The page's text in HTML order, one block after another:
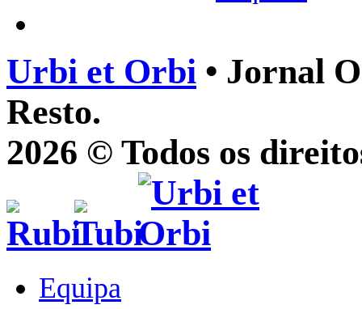
Urbi et Orbi • Jornal
Resto.
2026 © Todos os
Equipa